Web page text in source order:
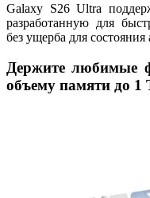
Galaxy S26 Ultra
разработанную для
без ущерба для состояния
Держите любимые
объему памяти до 1